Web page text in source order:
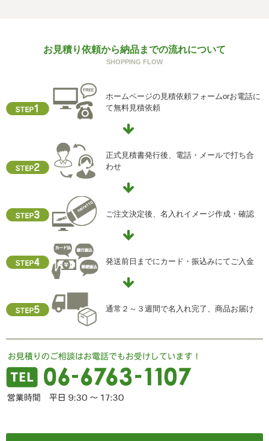
ご本人からの求めにより、当社が保有する保有個人データ
に関する開示、利用目的の通知、内容の訂正・追加または
供記録の開示(以下、開示等という)に応じます。
開示等に応ずる窓口は、下記「当社の個人情報の取扱いに
関する苦情、相談等の問合せ先」を参照してください。
クッキーやウェブビーコン等を用いるなどして、本人が容
易に認識できない方法による個人情報の取得を行っており
ません。
i) 個人情報保護方針
当社ホームページの個人情報保護方針をご覧下さい
住所 ：大阪市中央区瓦屋町2-13-5
TEL ： 06-6763-5415
FAX ： 06-6763-0829
お見積り依頼から納品までの流れについて
SHOPPING FLOW
ホームページの見積依頼フォームorお電話に
て無料見積依頼
正式見積書発行後、電話・メールで打ち合
わせ
ご注文決定後、名入れイメージ作成・確認
発送前日までにカード・振込みにてご入金
通常２～３週間で名入れ完了、商品お届け